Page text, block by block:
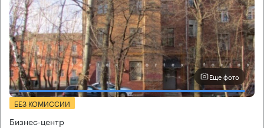
Еще фото
БЕЗ КОМИССИИ
Бизнес-центр